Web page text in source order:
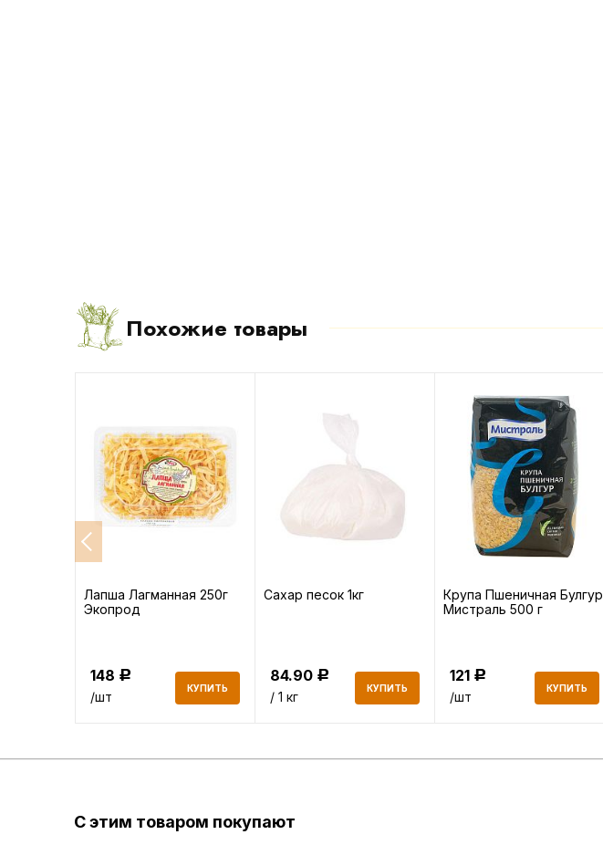
Похожие товары
Лапша Лагманная 250г
Экопрод
148 Р
/шт
КУПИТЬ
Сахар песок 1кг
84.90 Р
/ 1 кг
КУПИТЬ
Крупа Пшеничная Булгур
Мистраль 500 г
121 Р
/шт
КУПИТЬ
С этим товаром покупают